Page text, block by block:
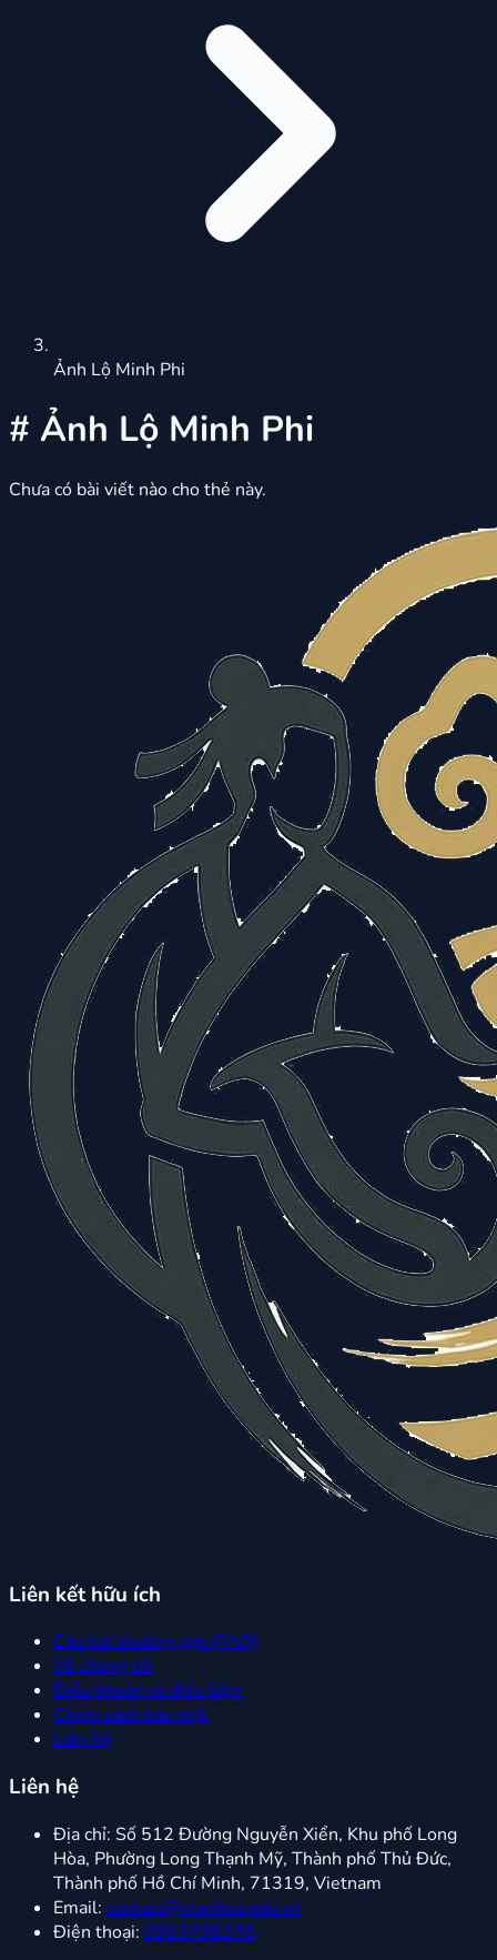
Ảnh Lộ Minh Phi
# Ảnh Lộ Minh Phi
Chưa có bài viết nào cho thẻ này.
Liên kết hữu ích
Câu hỏi thường gặp (FAQ)
Về chúng tôi
Điều khoản và điều kiện
Chính sách bảo mật
Liên hệ
Liên hệ
Địa chỉ: Số 512 Đường Nguyễn Xiển, Khu phố Long
Hòa, Phường Long Thạnh Mỹ, Thành phố Thủ Đức,
Thành phố Hồ Chí Minh, 71319, Vietnam
Email: contact@manhua.edu.vn
Điện thoại: 0903798378